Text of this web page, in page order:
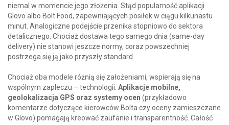
niemal w momencie jego złożenia. Stąd popularność aplikacji
Glovo albo Bolt Food, zapewniających posiłek w ciągu kilkunastu
minut. Analogiczne podejście przenika stopniowo do sektora
detalicznego. Chociaż dostawa tego samego dnia (same-day
delivery) nie stanowi jeszcze normy, coraz powszechniej
postrzega się ją jako przyszły standard.
Chociaż oba modele różnią się założeniami, wspierają się na
wspólnym zapleczu – technologii. Aplikacje mobilne,
geolokalizacja GPS oraz systemy ocen (przykładowo
komentarze dotyczące kierowców Bolta czy oceny zamieszczane
w Glovo) pomagają kreować zaufanie i transparentność. Całość